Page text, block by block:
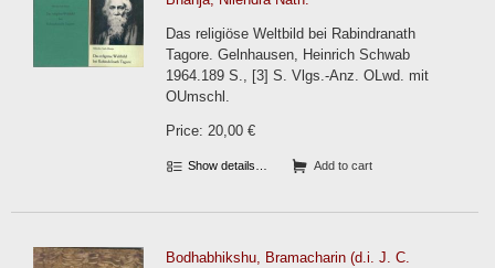
Das religiöse Weltbild bei Rabindranath
Tagore. Gelnhausen, Heinrich Schwab
1964.189 S., [3] S. Vlgs.-Anz. OLwd. mit
OUmschl.
Price: 20,00 €
Show details… Add to cart
Bodhabhikshu, Bramacharin (d.i. J. C.